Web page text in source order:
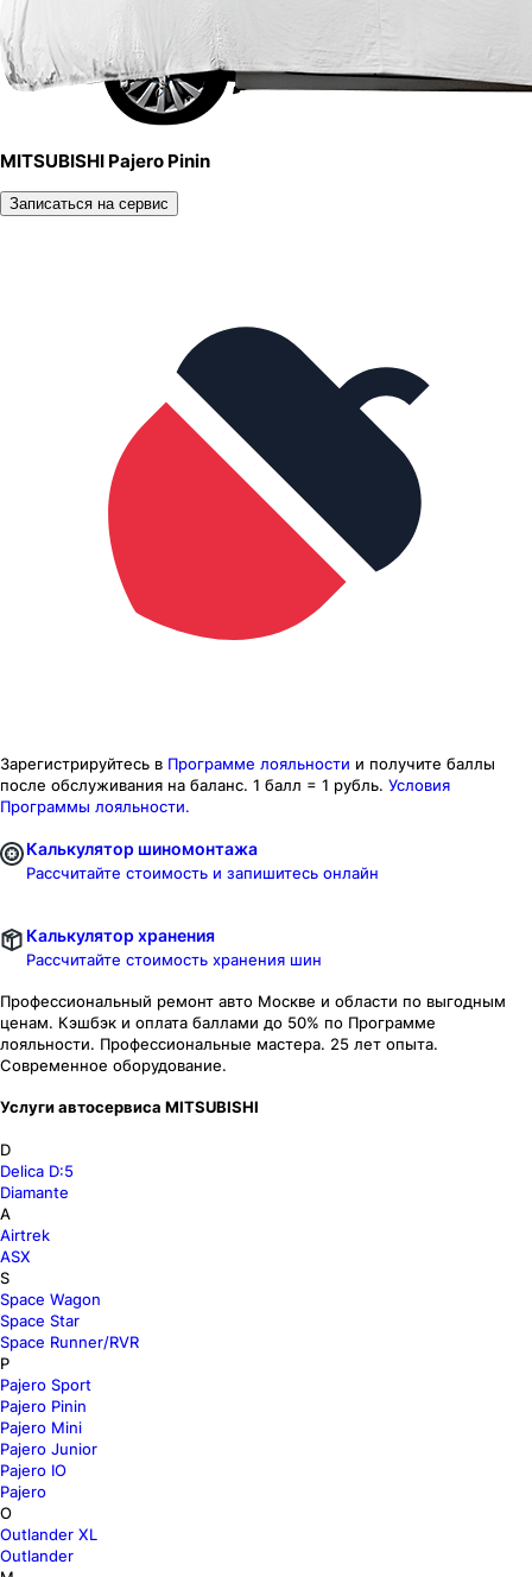
MITSUBISHI Pajero Pinin
Записаться на сервис
Зарегистрируйтесь в Программе лояльности и получите баллы
после обслуживания на баланс. 1 балл = 1 рубль. Условия
Программы лояльности.
Калькулятор шиномонтажа
Рассчитайте стоимость и запишитесь онлайн
Калькулятор хранения
Рассчитайте стоимость хранения шин
Профессиональный ремонт авто Москве и области по выгодным
ценам. Кэшбэк и оплата баллами до 50% по Программе
лояльности. Профессиональные мастера. 25 лет опыта.
Современное оборудование.
Услуги автосервиса MITSUBISHI
D
Delica D:5
Diamante
A
Airtrek
ASX
S
Space Wagon
Space Star
Space Runner/RVR
P
Pajero Sport
Pajero Pinin
Pajero Mini
Pajero Junior
Pajero IO
Pajero
O
Outlander XL
Outlander